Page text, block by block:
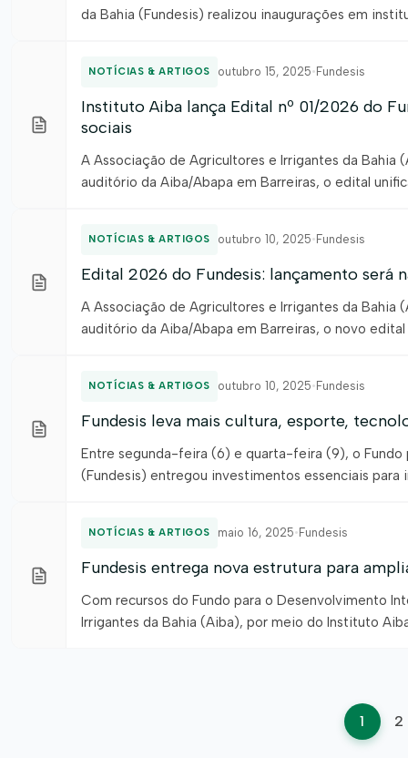
da Bahia (Fundesis) realizou inaugurações em
NOTÍCIAS & ARTIGOS outubro 15, 2025• Fundesis
Instituto Aiba lança Edital nº 01/2026 do
sociais
A Associação de Agricultores e Irrigantes da
auditório da Aiba/Abapa em Barreiras, o edital
NOTÍCIAS & ARTIGOS outubro 10, 2025• Fundesis
Edital 2026 do Fundesis: lançamento
A Associação de Agricultores e Irrigantes da
auditório da Aiba/Abapa em Barreiras, o novo
NOTÍCIAS & ARTIGOS outubro 10, 2025• Fundesis
Fundesis leva mais cultura, esporte,
Entre segunda-feira (6) e quarta-feira (9), o
(Fundesis) entregou investimentos essenciais para
NOTÍCIAS & ARTIGOS maio 16, 2025• Fundesis
Fundesis entrega nova estrutura para
Com recursos do Fundo para o Desenvolvimento
Irrigantes da Bahia (Aiba), por meio do Instituto
1 2